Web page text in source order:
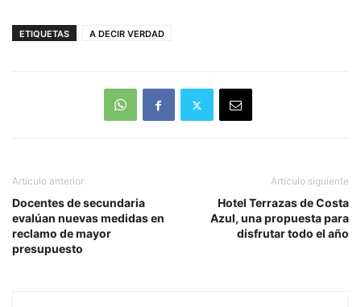
ETIQUETAS A DECIR VERDAD
Artículo anterior
Docentes de secundaria
evalúan nuevas medidas en
reclamo de mayor
presupuesto
Artículo siguiente
Hotel Terrazas de Costa
Azul, una propuesta para
disfrutar todo el año